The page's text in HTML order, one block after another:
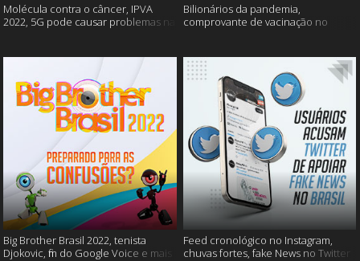
Molécula contra o câncer, IPVA
2022, 5G pode causar problemas na
Bilionários da pandemia,
comprovante de vacinação no
Big Brother Brasil 2022, tenista
Djokovic, fim do Google Voice e mais
Feed cronológico no Instagram,
chuvas fortes, fake News no Twitter